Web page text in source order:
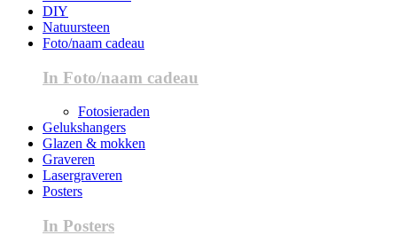
DIY
Natuursteen
Foto/naam cadeau
In Foto/naam cadeau
Fotosieraden
Gelukshangers
Glazen & mokken
Graveren
Lasergraveren
Posters
In Posters